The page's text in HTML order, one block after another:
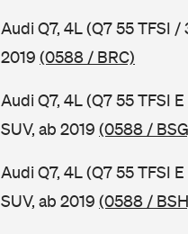
Audi Q7, 4L (Q7 55 TFSI
2019 (0588 / BRC)
Audi Q7, 4L (Q7 55 TFSI
SUV, ab 2019 (0588 /
Audi Q7, 4L (Q7 55 TFSI
SUV, ab 2019 (0588 /